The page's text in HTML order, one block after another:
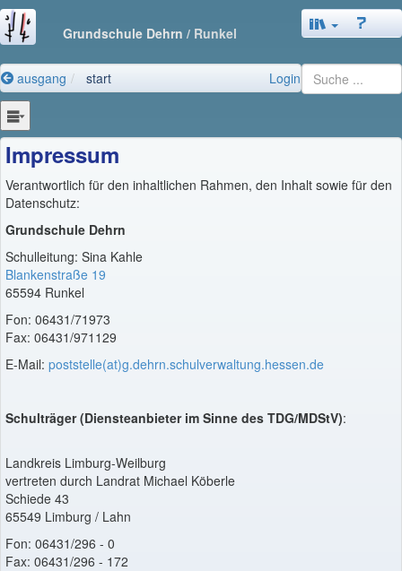
Grundschule Dehrn / Runkel
ausgang start Login
Impressum
Verantwortlich für den inhaltlichen Rahmen, den Inhalt sowie für den
Datenschutz:
Grundschule Dehrn
Schulleitung: Sina Kahle
Blankenstraße 19
65594 Runkel
Fon: 06431/71973
Fax: 06431/971129
E-Mail: poststelle(at)g.dehrn.schulverwaltung.hessen.de
Schulträger (Diensteanbieter im Sinne des TDG/MDStV):
Landkreis Limburg-Weilburg
vertreten durch Landrat Michael Köberle
Schiede 43
65549 Limburg / Lahn
Fon: 06431/296 - 0
Fax: 06431/296 - 172